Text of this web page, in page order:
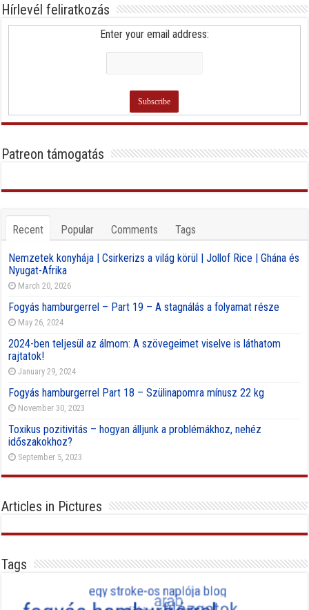
Hírlevél feliratkozás
Enter your email address:
Patreon támogatás
Recent Popular Comments Tags
Nemzetek konyhája | Csirkerizs a világ körül | Jollof Rice | Ghána és
Nyugat-Afrika
March 20, 2026
Fogyás hamburgerrel – Part 19 – A stagnálás a folyamat része
May 26, 2024
2024-ben teljesül az álmom: A szövegeimet viselve is láthatom
rajtatok!
January 29, 2024
Fogyás hamburgerrel Part 18 – Szülinapomra mínusz 22 kg
November 30, 2023
Toxikus pozitivitás – hogyan álljunk a problémákhoz, nehéz
időszakokhoz?
September 5, 2023
Articles in Pictures
Tags